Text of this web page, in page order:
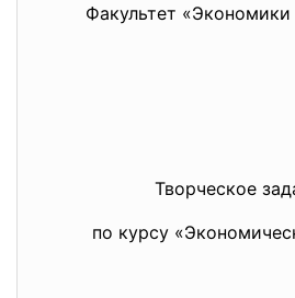
Факультет
Творческое
по курсу